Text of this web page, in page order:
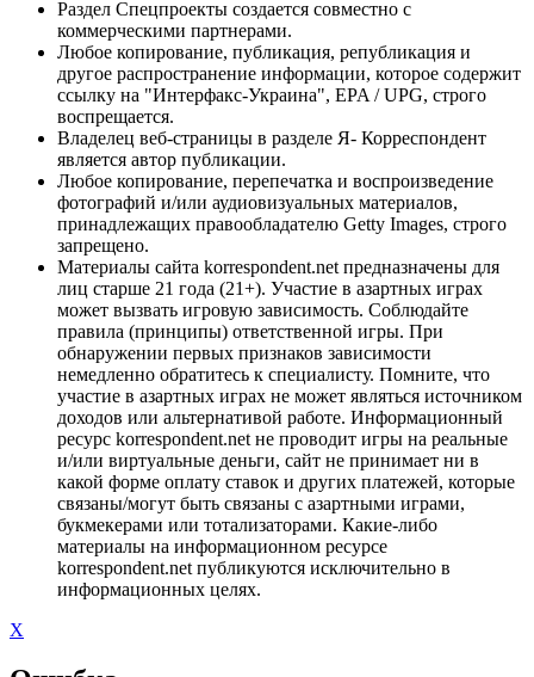
Раздел Спецпроекты создается совместно с
коммерческими партнерами.
Любое копирование, публикация, републикация и
другое распространение информации, которое содержит
ссылку на "Интерфакс-Украина", EPA / UPG, строго
воспрещается.
Владелец веб-страницы в разделе Я- Корреспондент
является автор публикации.
Любое копирование, перепечатка и воспроизведение
фотографий и/или аудиовизуальных материалов,
принадлежащих правообладателю Getty Images, строго
запрещено.
Материалы сайта korrespondent.net предназначены для
лиц старше 21 года (21+). Участие в азартных играх
может вызвать игровую зависимость. Соблюдайте
правила (принципы) ответственной игры. При
обнаружении первых признаков зависимости
немедленно обратитесь к специалисту. Помните, что
участие в азартных играх не может являться источником
доходов или альтернативой работе. Информационный
ресурс korrespondent.net не проводит игры на реальные
и/или виртуальные деньги, сайт не принимает ни в
какой форме оплату ставок и других платежей, которые
связаны/могут быть связаны с азартными играми,
букмекерами или тотализаторами. Какие-либо
материалы на информационном ресурсе
korrespondent.net публикуются исключительно в
информационных целях.
X